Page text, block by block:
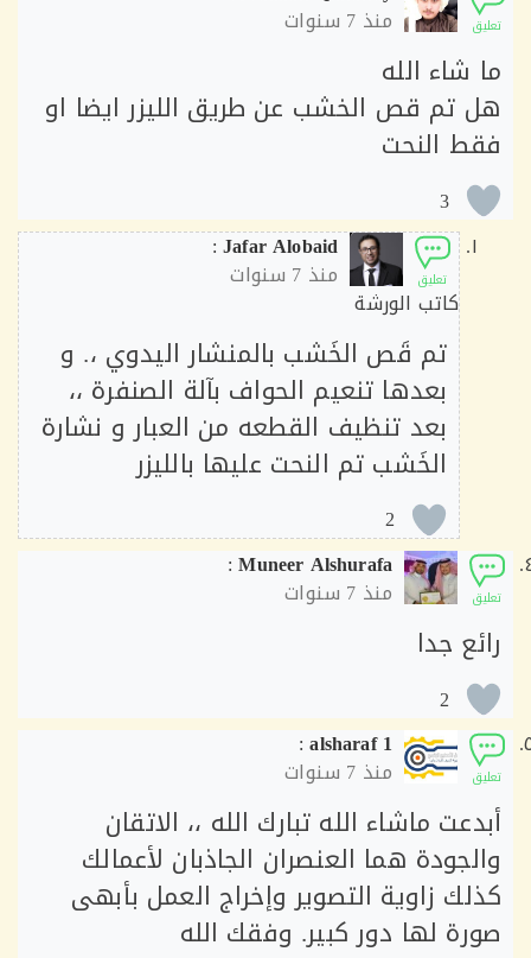
منذ7 سنوات
الله
تم قص الخشب عن طريق الليزر ايضا او
النحت
3
Jafar Alobaid
:
منذ7 سنوات
كاتب الورشة
تم قَص الخَشب بالمنشار اليدوي ،. و
بعدها تنعيم الحواف بآلة الصنفرة ،،
بعد تنظيف القطعه من العبار و نشارة
الخَشب تم النحت عليها بالليزر
2
Muneer Alshurafa
:
منذ7 سنوات
جدا
2
alsharaf 1
:
منذ7 سنوات
ماشاء الله تبارك الله ،، الاتقان
هما العنصران الجاذبان لأعمالك
زاوية التصوير وإخراج العمل بأبهى
لها دور كبير. وفقك الله